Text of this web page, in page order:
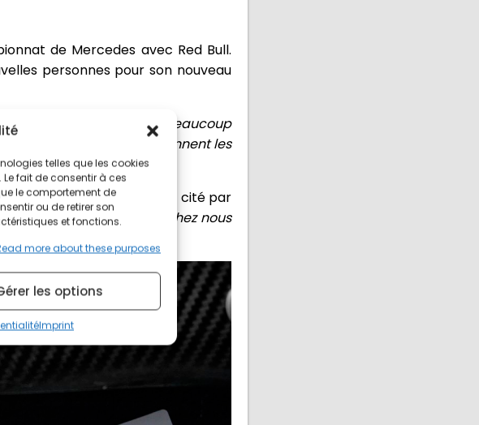
telles que les cookies
fait de consentir à ces
le comportement de
ou de retirer son
et fonctions.
more about these purposes
les options
Imprint
de Mercedes avec Red Bull.
personnes pour son nouveau
Mercedes.
"Il n'y a pas beaucoup
à ce qu'ils nous braconnent les
, a-t-il ajouté.
, a déclaré l'autrichien cité par
employés qui viennent chez nous